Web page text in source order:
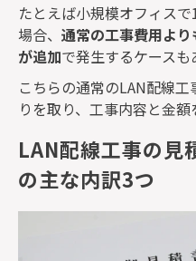
たとえば小規模オフィスで
場合、 通常の工事費用より
が追加で発生するケースも
こちらの通常のLAN配線工
りを取り、工事内容と金額
LAN配線工事の見
の主な内訳3つ